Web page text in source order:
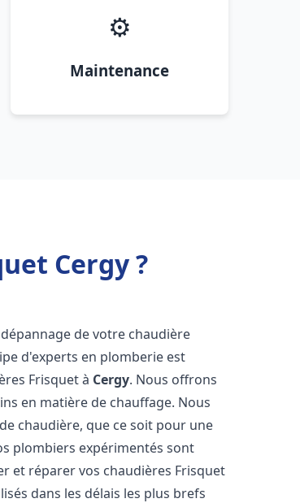
⚙️
Maintenance
Cergy ?
de votre chaudière
d'experts en plomberie est
Frisquet à Cergy. Nous offrons
en matière de chauffage. Nous
chaudière, que ce soit pour une
plombiers expérimentés sont
et réparer vos chaudières Frisquet
dans les délais les plus brefs